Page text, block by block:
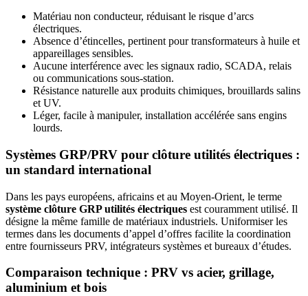
Matériau non conducteur, réduisant le risque d’arcs
électriques.
Absence d’étincelles, pertinent pour transformateurs à huile et
appareillages sensibles.
Aucune interférence avec les signaux radio, SCADA, relais
ou communications sous-station.
Résistance naturelle aux produits chimiques, brouillards salins
et UV.
Léger, facile à manipuler, installation accélérée sans engins
lourds.
Systèmes GRP/PRV pour clôture utilités électriques :
un standard international
Dans les pays européens, africains et au Moyen-Orient, le terme
système clôture GRP utilités électriques est couramment utilisé. Il
désigne la même famille de matériaux industriels. Uniformiser les
termes dans les documents d’appel d’offres facilite la coordination
entre fournisseurs PRV, intégrateurs systèmes et bureaux d’études.
Comparaison technique : PRV vs acier, grillage,
aluminium et bois